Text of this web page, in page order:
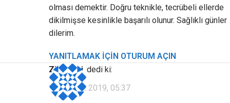
olması demektir. Doğru teknikle, tecrübeli ellerde
dikilmişse kesinlikle başarılı olunur. Sağlıklı günler
dilerim.
YANITLAMAK IÇIN OTURUM AÇIN
Ziyaretçi dedi ki:
1 Temmuz 2019, 05:37